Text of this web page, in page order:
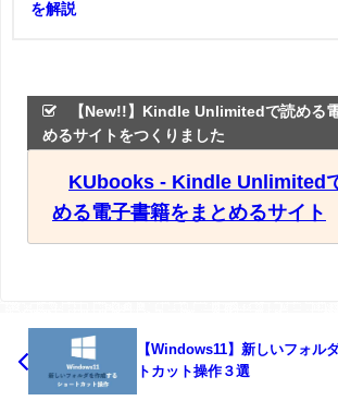
を解説
【New!!】Kindle Unlimitedで読める
めるサイトをつくりました
KUbooks - Kindle Unlimited
める電子書籍をまとめるサイト
【Windows11】新しいフォル
トカット操作３選